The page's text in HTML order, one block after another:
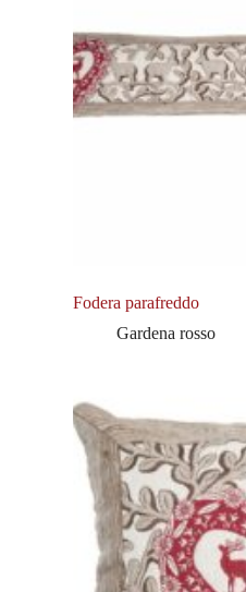
Fodera parafreddo
Gardena rosso